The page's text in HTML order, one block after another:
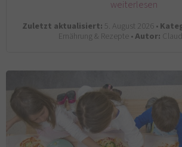
weiterlesen
Zuletzt aktualisiert: 5. August 2026 •
Ernährung & Rezepte •Autor: